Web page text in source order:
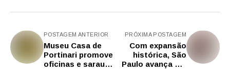
POSTAGEM ANTERIOR
Museu Casa de
Portinari promove
oficinas e sarau
PRÓXIMA POSTAGEM
Com expansão
histórica, São
Paulo avança em